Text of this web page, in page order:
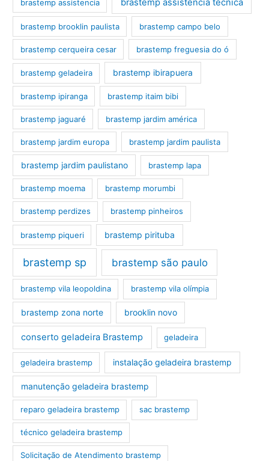
brastemp assistencia brastemp assistência técnica
brastemp brooklin paulista brastemp campo belo
brastemp cerqueira cesar brastemp freguesia do ó
brastemp geladeira brastemp ibirapuera
brastemp ipiranga brastemp itaim bibi
brastemp jaguaré brastemp jardim américa
brastemp jardim europa brastemp jardim paulista
brastemp jardim paulistano brastemp lapa
brastemp moema brastemp morumbi
brastemp perdizes brastemp pinheiros
brastemp piqueri brastemp pirituba
brastemp sp brastemp são paulo
brastemp vila leopoldina brastemp vila olímpia
brastemp zona norte brooklin novo
conserto geladeira Brastemp geladeira
geladeira brastemp instalação geladeira brastemp
manutenção geladeira brastemp
reparo geladeira brastemp sac brastemp
técnico geladeira brastemp
‎Solicitação de Atendimento brastemp